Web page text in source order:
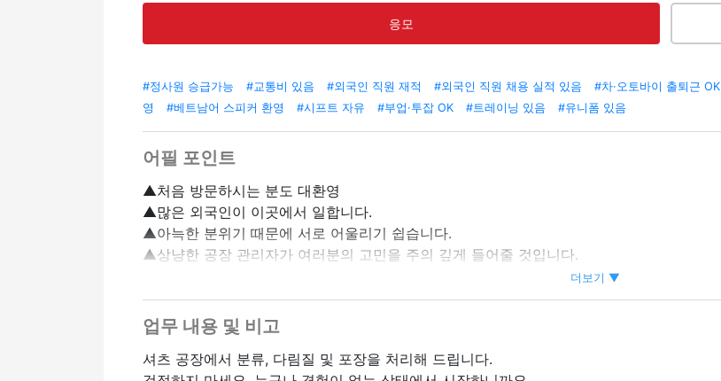
응모
#정사원 승급가능 #교통비 있음 #외국인 직원 재적 #외국인 직원 채용 실적 있음 #차·오토바이 출퇴근 OK
영
#베트남어 스피커 환영 #시프트 자유 #부업·투잡 OK #트레이닝 있음 #유니폼 있음
어필 포인트
▲처음 방문하시는 분도 대환영
▲많은 외국인이 이곳에서 일합니다.
▲아늑한 분위기 때문에 서로 어울리기 쉽습니다.
▲상냥한 공장 관리자가 여러분의 고민을 주의 깊게 들어줄 것입니다.
▲대부분의 유학생이 일하고 있습니다.
▲아시아와 유럽에서 온 사람들이 많이 있습니다.
더보기 ▼
업무 내용 및 비고
셔츠 공장에서 분류, 다림질 및 포장을 처리해 드립니다.